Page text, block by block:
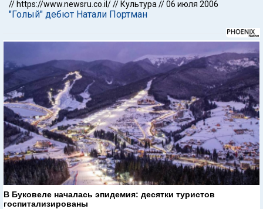
// https://www.newsru.co.il/// Культура //06 июля 2006
"Голый" дебют Натали Портман
В Буковеле началась эпидемия: десятки туристов
госпитализированы